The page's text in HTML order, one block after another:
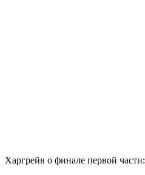
Харгрейв о финале первой части: